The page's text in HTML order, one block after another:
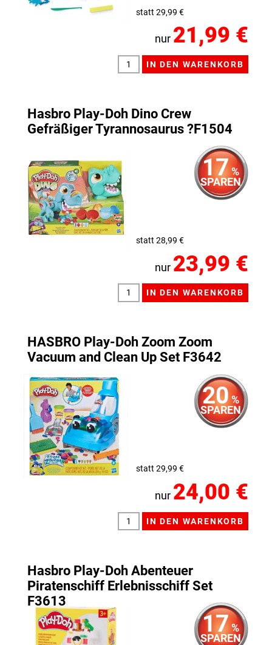
statt 29,99 €
nur 21,99 €
Hasbro Play-Doh Dino Crew
Gefräßiger Tyrannosaurus ?F1504
17 %
SPAREN
statt 28,99 €
nur 23,99 €
HASBRO Play-Doh Zoom Zoom
Vacuum and Clean Up Set F3642
20 %
SPAREN
statt 29,99 €
nur 24,00 €
Hasbro Play-Doh Abenteuer
Piratenschiff Erlebnisschiff Set
F3613
17 %
SPAREN